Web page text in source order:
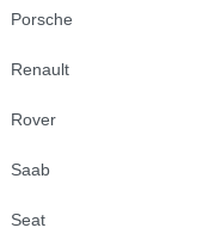
Porsche
Renault
Rover
Saab
Seat